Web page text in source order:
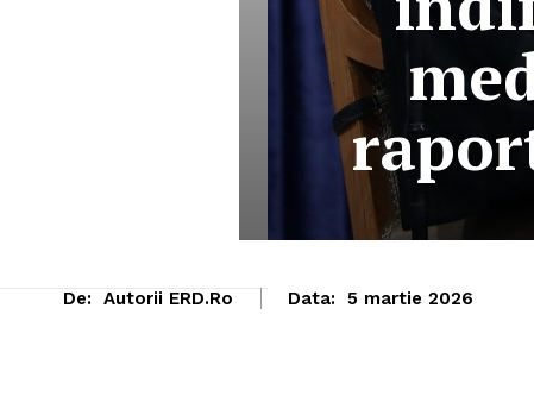
De: Autorii ERD.ro Data: 5 martie 2026